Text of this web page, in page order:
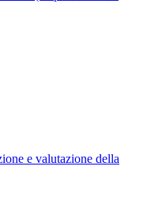
e valutazione della